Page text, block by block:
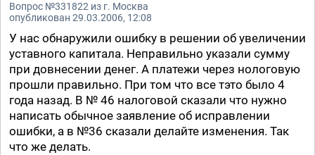
Вопрос №331822 из г. Москва
опубликован 29.03.2006, 12:08
У нас обнаружили ошибку в решении об увеличении
уставного капитала. Неправильно указали сумму
при довнесении денег. А платежи через нологовую
прошли правильно. При том что все тэто было 4
года назад. В № 46 налоговой сказали что нужно
написать обычное заявление об исправлении
ошибки, а в №36 сказали делайте изменения. Так
что же делать.